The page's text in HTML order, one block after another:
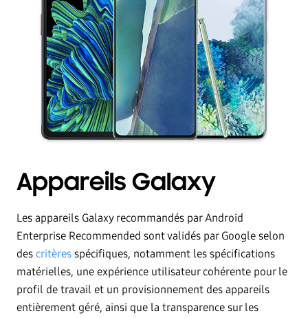
Appareils Galaxy
Les appareils Galaxy recommandés par Android
Enterprise Recommended sont validés par Google selon
des critères spécifiques, notamment les spécifications
matérielles, une expérience utilisateur cohérente pour le
profil de travail et un provisionnement des appareils
entièrement géré, ainsi que la transparence sur les